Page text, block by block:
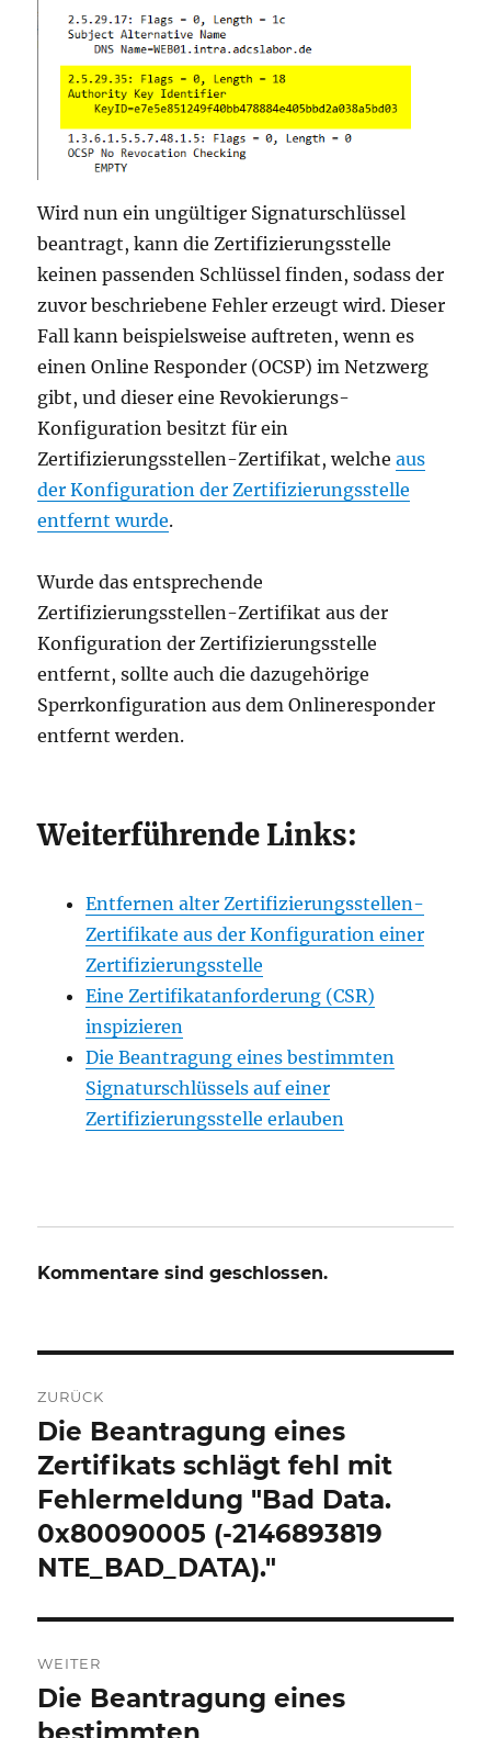
Wird nun ein ungültiger Signaturschlüssel
beantragt, kann die Zertifizierungsstelle
keinen passenden Schlüssel finden, sodass der
zuvor beschriebene Fehler erzeugt wird. Dieser
Fall kann beispielsweise auftreten, wenn es
einen Online Responder (OCSP) im Netzwerg
gibt, und dieser eine Revokierungs-
Konfiguration besitzt für ein
Zertifizierungsstellen-Zertifikat, welcheaus
der Konfiguration der Zertifizierungsstelle
entfernt wurde.
Wurde das entsprechende
Zertifizierungsstellen-Zertifikat aus der
Konfiguration der Zertifizierungsstelle
entfernt, sollte auch die dazugehörige
Sperrkonfiguration aus dem Onlineresponder
entfernt werden.
Weiterführende Links:
Entfernen alter Zertifizierungsstellen-
Zertifikate aus der Konfiguration einer
Zertifizierungsstelle
Eine Zertifikatanforderung (CSR)
inspizieren
Die Beantragung eines bestimmten
Signaturschlüssels auf einer
Zertifizierungsstelle erlauben
Kommentare sind geschlossen.
Navigation
ZURÜCK
Vorheriger
Beitrag:
Die Beantragung eines
Zertifikats schlägt fehl mit
Fehlermeldung "Bad Data.
0x80090005 (-2146893819
NTE_BAD_DATA)."
WEITER
Nächster
Beitrag:
Die Beantragung eines